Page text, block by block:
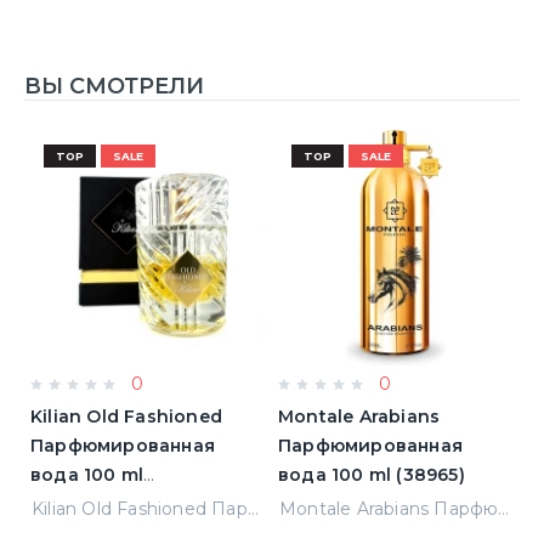
ВЫ СМОТРЕЛИ
TOP SALE
0
Kilian Old Fashioned
Парфюмированная
вода 100 ml
(3700550240723)
Kilian Old Fashioned Парфюмированная вода 100 ml (3700550240723)
TOP SALE
0
Montale Arabians
Парфюмированная
вода 100 ml (38965)
Montale Arabians Парфюмированная вода 100 ml (38965)